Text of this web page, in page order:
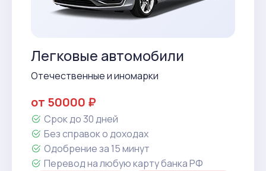
Легковые автомобили
Отечественные и иномарки
от 50000 ₽
Срок до 30 дней
Без справок о доходах
Одобрение за 15 минут
Перевод на любую карту банка РФ